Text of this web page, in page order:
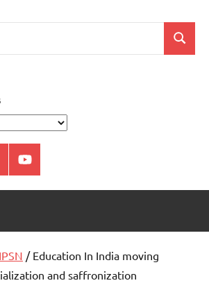
Search
యూట్యూబ్
/ Education In India moving
and saffronization